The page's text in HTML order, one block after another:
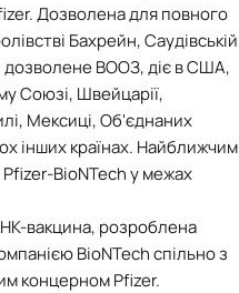
Дозволена для повного
Бахрейн, Саудівській
дозволене ВООЗ, діє в США,
Союзі, Швейцарії,
Мексиці, Об'єднаних
інших країнах. Найближчим
BioNTech у межах
вакцина, розроблена
BioNTech спільно з
концерном Pfizer.